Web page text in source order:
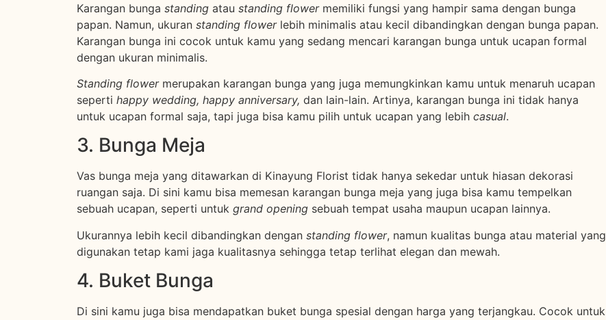
Karangan bunga standing atau standing flower memiliki fungsi yang hampir sama dengan bunga
papan. Namun, ukuran standing flower lebih minimalis atau kecil dibandingkan dengan bunga papan.
Karangan bunga ini cocok untuk kamu yang sedang mencari karangan bunga untuk ucapan formal
dengan ukuran minimalis.
Standing flower merupakan karangan bunga yang juga memungkinkan kamu untuk menaruh ucapan
seperti happy wedding, happy anniversary, dan lain-lain. Artinya, karangan bunga ini tidak hanya
untuk ucapan formal saja, tapi juga bisa kamu pilih untuk ucapan yang lebih casual.
3. Bunga Meja
Vas bunga meja yang ditawarkan di Kinayung Florist tidak hanya sekedar untuk hiasan dekorasi
ruangan saja. Di sini kamu bisa memesan karangan bunga meja yang juga bisa kamu tempelkan
sebuah ucapan, seperti untuk grand opening sebuah tempat usaha maupun ucapan lainnya.
Ukurannya lebih kecil dibandingkan dengan standing flower, namun kualitas bunga atau material yang
digunakan tetap kami jaga kualitasnya sehingga tetap terlihat elegan dan mewah.
4. Buket Bunga
Di sini kamu juga bisa mendapatkan buket bunga spesial dengan harga yang terjangkau. Cocok untuk